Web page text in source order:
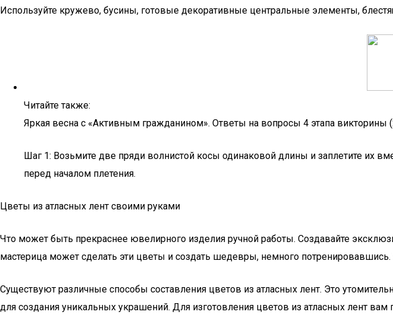
Используйте кружево, бусины, готовые декоративные центральные элементы,
Читайте также:
Яркая весна с «Активным гражданином». Ответы на вопросы 4 этапа
Шаг 1: Возьмите две пряди волнистой косы одинаковой длины и заплетите их
перед началом плетения.
Цветы из атласных лент своими руками
Что может быть прекраснее ювелирного изделия ручной работы. Создавайте
мастерица может сделать эти цветы и создать шедевры, немного потренировавшись.
Существуют различные способы составления цветов из атласных лент. Это
для создания уникальных украшений. Для изготовления цветов из атласных лент вам